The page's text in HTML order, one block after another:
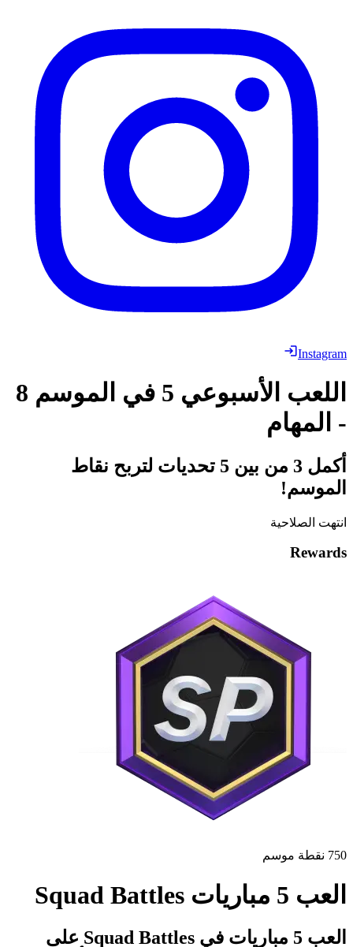
Instagram
اللعب الأسبوعي 5 في الموسم 8
- المهام
أكمل 3 من بين 5 تحديات لتربح نقاط
الموسم!
انتهت الصلاحية
Rewards
750 نقطة موسم
العب 5 مباريات Squad Battles
العب 5 مباريات في Squad Battles على